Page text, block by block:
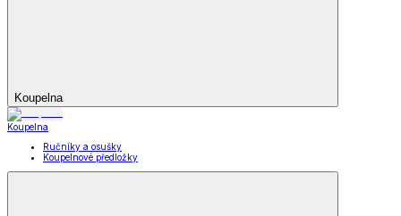
Koupelna
Koupelna
Ručníky a osušky
Koupelnové předložky